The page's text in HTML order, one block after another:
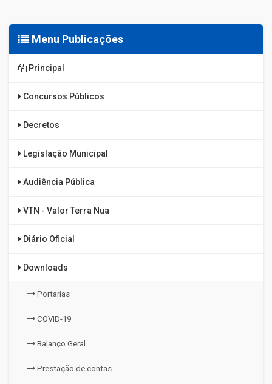
Menu Publicações
Principal
Concursos Públicos
Decretos
Legislação Municipal
Audiência Pública
VTN - Valor Terra Nua
Diário Oficial
Downloads
Portarias
COVID-19
Balanço Geral
Prestação de contas